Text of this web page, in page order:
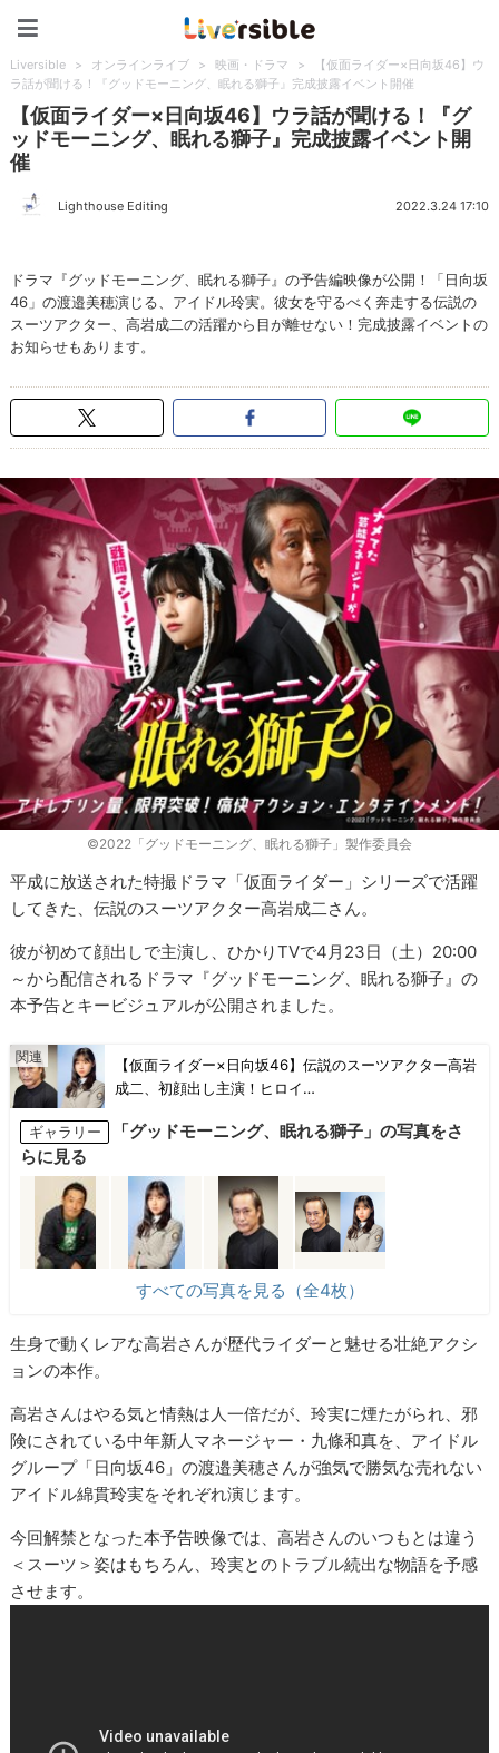
Liversible > オンラインライブ > 映画・ドラマ >
【仮面ライダー×日向坂46】ウ
ラ話が聞ける！『グッドモーニング、眠れる獅子』完成披露イベント開催
【仮面ライダー×日向坂46】ウラ話が聞ける！『グ
ッドモーニング、眠れる獅子』完成披露イベント開
催
Lighthouse Editing 2022.3.24 17:10
ドラマ『グッドモーニング、眠れる獅子』の予告編映像が公開！「日向坂
46」の渡邉美穂演じる、アイドル玲実。彼女を守るべく奔走する伝説の
スーツアクター、高岩成二の活躍から目が離せない！完成披露イベントの
お知らせもあります。
©2022「グッドモーニング、眠れる獅子」製作委員会
平成に放送された特撮ドラマ「仮面ライダー」シリーズで活躍
してきた、伝説のスーツアクター高岩成二さん。
彼が初めて顔出しで主演し、ひかりTVで4月23日（土）20:00
～から配信されるドラマ『グッドモーニング、眠れる獅子』の
本予告とキービジュアルが公開されました。
【仮面ライダー×日向坂46】伝説のスーツアクター高岩
成二、初顔出し主演！ヒロイ…
ギャラリー
「グッドモーニング、眠れる獅子」の写真をさ
らに見る
すべての写真を見る（全4枚）
生身で動くレアな高岩さんが歴代ライダーと魅せる壮絶アクシ
ョンの本作。
高岩さんはやる気と情熱は人一倍だが、玲実に煙たがられ、邪
険にされている中年新人マネージャー・九條和真を、アイドル
グループ「日向坂46」の渡邉美穂さんが強気で勝気な売れない
アイドル綿貫玲実をそれぞれ演じます。
今回解禁となった本予告映像では、高岩さんのいつもとは違う
＜スーツ＞姿はもちろん、玲実とのトラブル続出な物語を予感
させます。